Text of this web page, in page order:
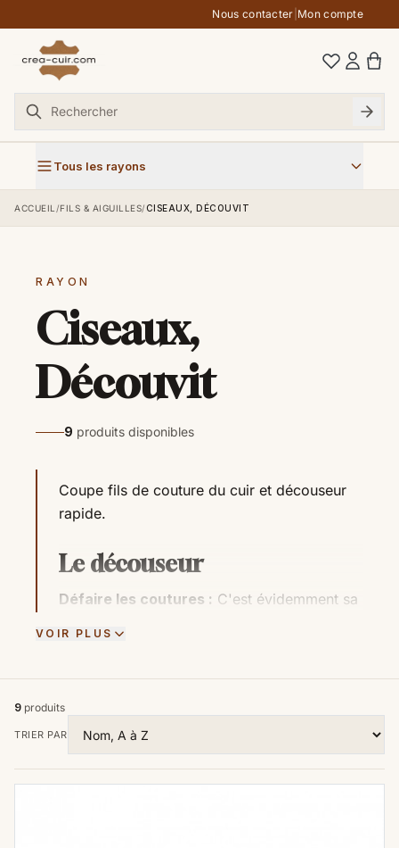
Nous contacter Mon compte
Tous les rayons
ACCUEIL /FILS & AIGUILLES/ CISEAUX, DÉCOUVIT
RAYON
Ciseaux,
Découvit
9 produits disponibles
Coupe fils de couture du cuir et découseur
rapide.
Le découseur
Défaire les coutures : C'est évidemment sa
sans endommager le cuir. Sa pointe fine se
glisse sous les points, et sa lame tranchante
VOIR PLUS
9 produits
TRIER PAR